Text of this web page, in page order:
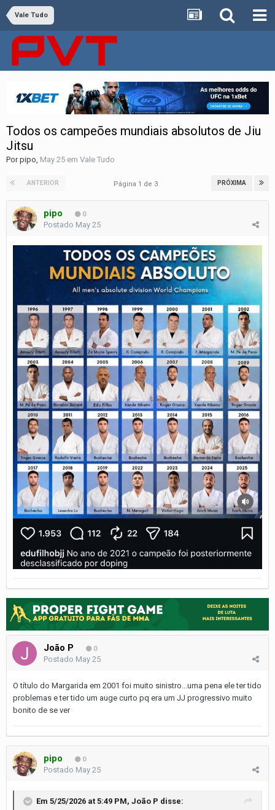
Vale Tudo
Todos os campeões mundiais absolutos de Jiu
Jitsu
Porpipo May 25 em Vale Tudo
ANTERIOR PRÓXIMA
Página 1 de 3
pipo 0
Postado May 25
João P 0
Postado May 25
O título do Margarida em 2001 foi muito sinistro...uma pena ele ter tido
problemas e ter tido um auge curto pq era um JJ progressivo muito
bonito de se ver
pipo 0
Postado May 25
Em 5/25/2026 at 5:49 PM, João P disse: